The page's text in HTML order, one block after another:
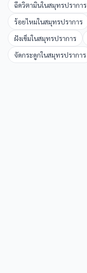
ฉีดวิตามินในสมุทรปราการ
ร้อยไหมในสมุทรปราการ
ฝังเข็มในสมุทรปราการ
จัดกระดูกในสมุทรปราการ